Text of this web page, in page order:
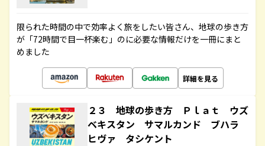
限られた時間の中で効率よく旅をしたい皆さん、地球の歩き方
が「72時間で目一杯楽む」のに必要な情報だけを一冊にまと
めました
詳細を見る
２３ 地球の歩き方 Ｐｌａｔ ウズ
ベキスタン サマルカンド ブハラ
ヒヴァ タシケント